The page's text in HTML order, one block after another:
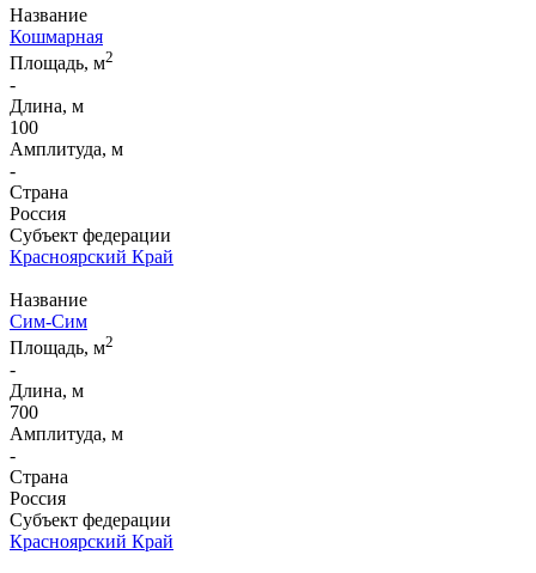
Название
Кошмарная
Площадь, м2
-
Длина, м
100
Амплитуда, м
-
Страна
Россия
Субъект федерации
Красноярский Край
Название
Сим-Сим
Площадь, м2
-
Длина, м
700
Амплитуда, м
-
Страна
Россия
Субъект федерации
Красноярский Край